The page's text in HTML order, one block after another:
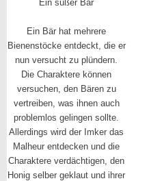
Ein süßer Bär
Ein Bär hat mehrere
Bienenstöcke entdeckt, die er
nun versucht zu plündern.
Die Charaktere können
versuchen, den Bären zu
vertreiben, was ihnen auch
problemlos gelingen sollte.
Allerdings wird der Imker das
Malheur entdecken und die
Charaktere verdächtigen, den
Honig selber geklaut und ihrer